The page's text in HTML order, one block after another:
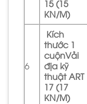
15 (15
KN/M)
6
Kích
thước 1
cuộnVải
địa kỹ
thuật ART
17 (17
KN/M)